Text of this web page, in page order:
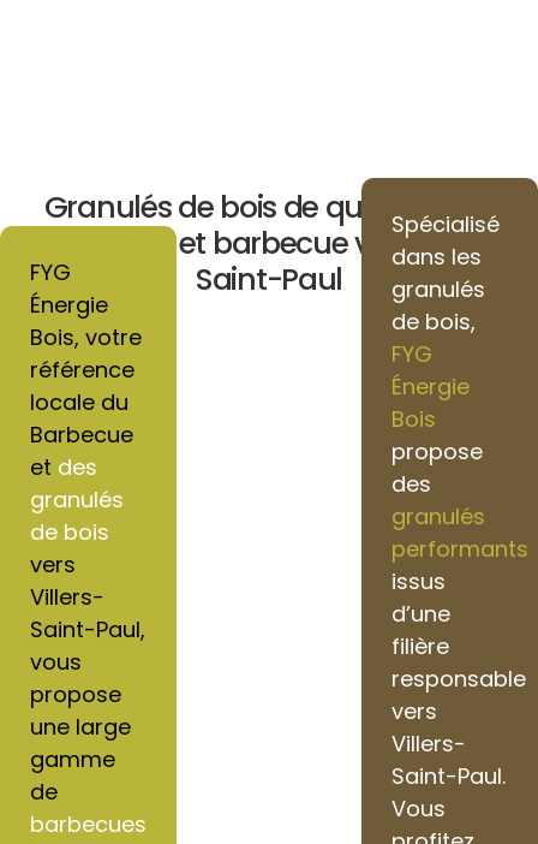
Granulés de bois de qualité pour
chauffage et barbecue vers Villers-
Saint-Paul
FYG
Énergie
Bois, votre
référence
locale du
Barbecue
et des
granulés
de bois
vers
Villers-
Saint-Paul,
vous
propose
une large
gamme
de
barbecues
Spécialisé
dans les
granulés
de bois,
FYG
Énergie
Bois
propose
des
granulés
performants
issus
d’une
filière
responsable
vers
Villers-
Saint-Paul.
Vous